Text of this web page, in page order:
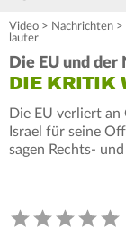
Video > Nachrichten >
lauter
Die EU und
DIE KRITIK
Die EU verliert
Israel für seine
sagen Rechts-